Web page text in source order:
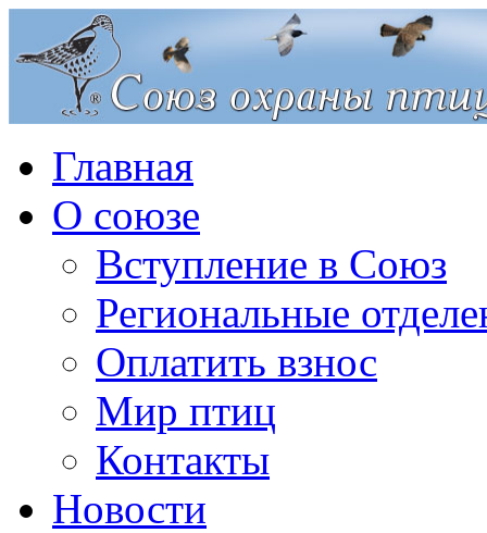
Главная
О союзе
Вступление в Союз
Региональные
Оплатить взнос
Мир птиц
Контакты
Новости